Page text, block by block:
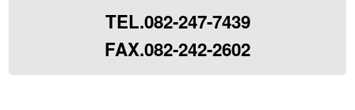
TEL.082-247-7439
FAX.082-242-2602